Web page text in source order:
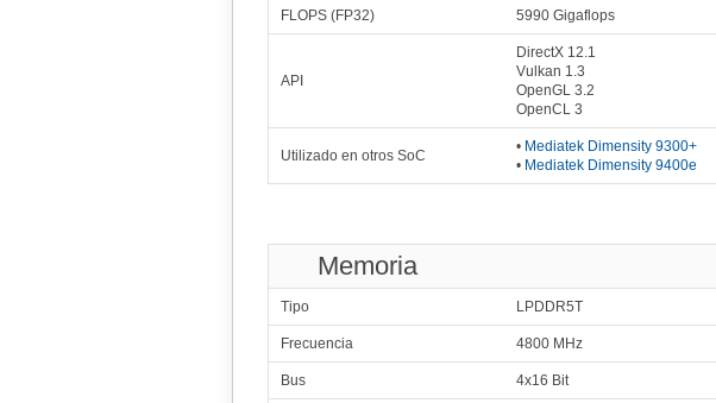
FLOPS (FP32) 5990 Gigaflops
API
DirectX 12.1
Vulkan 1.3
OpenGL 3.2
OpenCL 3
Utilizado en otros SoC
• Mediatek Dimensity 9300+
• Mediatek Dimensity 9400e
Memoria
Tipo LPDDR5T
Frecuencia 4800 MHz
Bus 4x16 Bit